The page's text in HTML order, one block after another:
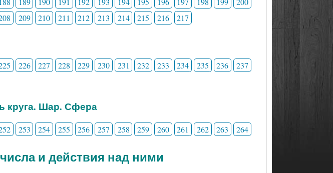
209 210 211 212 213 214 215 216 217
226 227 228 229 230 231 232 233 234 235 236
237
круга. Шар. Сфера
253 254 255 256 257 258 259 260 261 262 263 264
и действия над ними